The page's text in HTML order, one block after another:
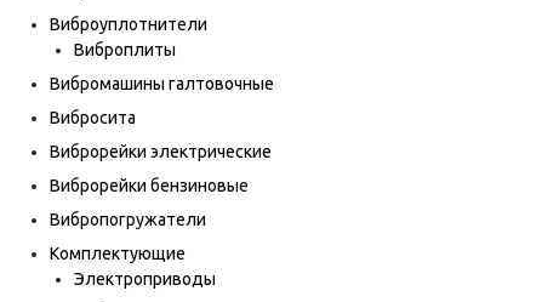
Виброуплотнители
Виброплиты
Вибромашины галтовочные
Вибросита
Виброрейки электрические
Виброрейки бензиновые
Вибропогружатели
Комплектующие
Электроприводы